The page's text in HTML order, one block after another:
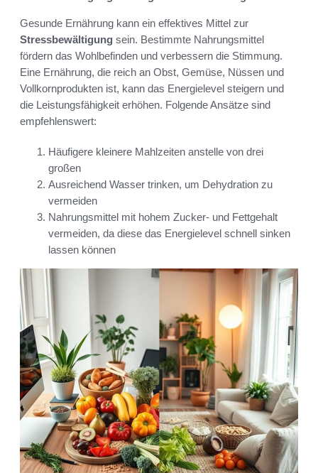
Gesunde Ernährung kann ein effektives Mittel zur
Stressbewältigung sein. Bestimmte Nahrungsmittel
fördern das Wohlbefinden und verbessern die Stimmung.
Eine Ernährung, die reich an Obst, Gemüse, Nüssen und
Vollkornprodukten ist, kann das Energielevel steigern und
die Leistungsfähigkeit erhöhen. Folgende Ansätze sind
empfehlenswert:
Häufigere kleinere Mahlzeiten anstelle von drei
großen
Ausreichend Wasser trinken, um Dehydration zu
vermeiden
Nahrungsmittel mit hohem Zucker- und Fettgehalt
vermeiden, da diese das Energielevel schnell sinken
lassen können